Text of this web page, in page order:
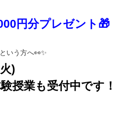
円分プレゼント🎁
いう方へ👀✨
)
授業も受付中です！